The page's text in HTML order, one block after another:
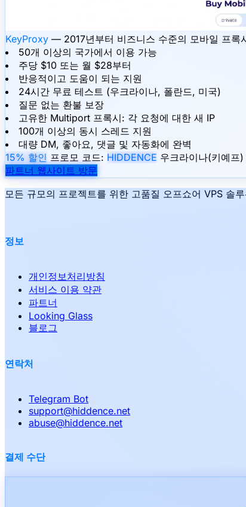
KeyProxy — 2017년부터 비즈니스 수준의 모바일 프록
50개 이상의 국가에서 이용 가능
주당 $10 또는 월 $28부터
반응적이고 도움이 되는 지원
24시간 무료 테스트 (우크라이나, 폴란드, 미국)
질문 없는 환불 보장
고유한 Multiport 프록시: 각 요청에 대한 새 IP
100개 이상의 동시 스레드 지원
대량 DM, 좋아요, 댓글 및 자동화에 완벽
15% 할인 프로모 코드: HIDDENCE 우크라이나(키예프
파트너 웹사이트 방문
모든 규모의 프로젝트를 위한 고품질 오프쇼어 VPS 솔
정보
개인정보처리방침
서비스 이용 약관
파트너
Looking Glass
블로그
연락처
Telegram Bot
support@hiddence.net
abuse@hiddence.net
결제 수단